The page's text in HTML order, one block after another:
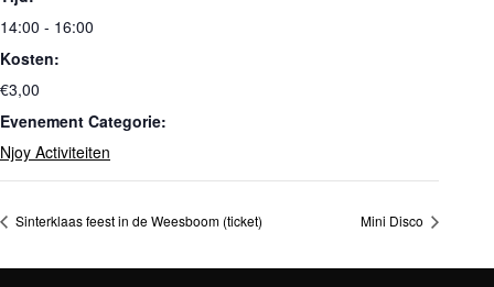
14:00 - 16:00
Kosten:
€3,00
Evenement Categorie:
Njoy Activiteiten
Sinterklaas feest in de Weesboom (ticket) Mini Disco